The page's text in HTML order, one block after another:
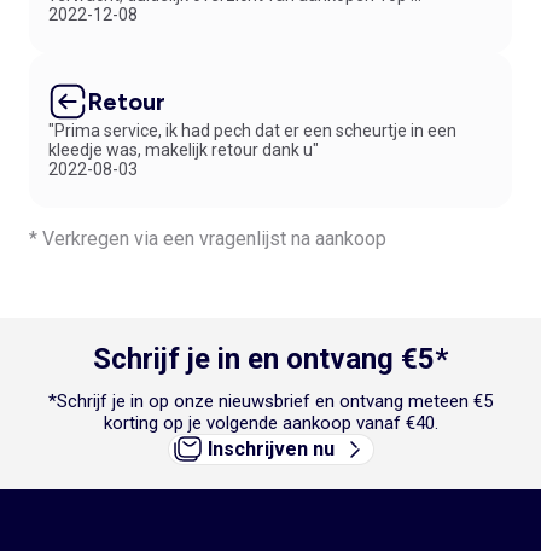
2022-12-08
Retour
"Prima service, ik had pech dat er een scheurtje in een
kleedje was, makelijk retour dank u"
2022-08-03
* Verkregen via een vragenlijst na aankoop
Schrijf je in en ontvang €5*
*Schrijf je in op onze nieuwsbrief en ontvang meteen €5
korting op je volgende aankoop vanaf €40.
Inschrijven nu